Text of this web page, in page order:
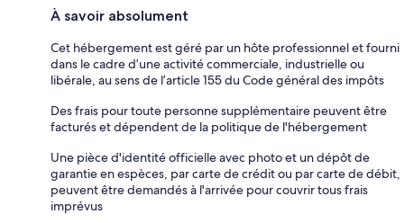
À savoir absolument
Cet hébergement est géré par un hôte professionnel et fourni
dans le cadre d’une activité commerciale, industrielle ou
libérale, au sens de l’article 155 du Code général des impôts
Des frais pour toute personne supplémentaire peuvent être
facturés et dépendent de la politique de l'hébergement
Une pièce d'identité officielle avec photo et un dépôt de
garantie en espèces, par carte de crédit ou par carte de débit,
peuvent être demandés à l'arrivée pour couvrir tous frais
imprévus